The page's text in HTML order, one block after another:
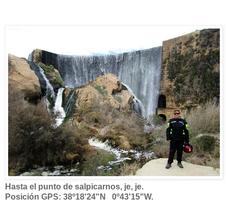
Hasta el punto de salpicarnos, je, je.
Posición GPS: 38º18'24"N 0º43'15"W.